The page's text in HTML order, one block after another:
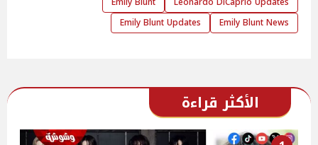
Emily Blunt News
Emily Blunt Updates
الأكثر قراءة